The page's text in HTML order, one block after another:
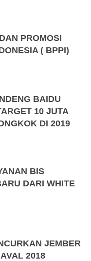
PROMOSI
( BPPI)
BAIDU
10 JUTA
DI 2019
BIS
DARI WHITE
JEMBER
2018